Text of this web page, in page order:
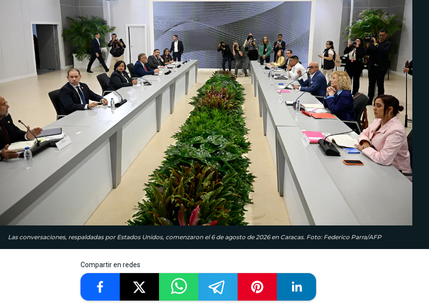
Las conversaciones, respaldadas por Estados Unidos, comenzaron el 6 de agosto de 2026 en Caracas. Foto: Federico Parra/AFP
Compartir en redes